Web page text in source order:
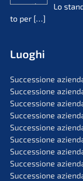
Lo
to per […]
Luoghi
Succes­sio­ne
Succes­sio­ne
Succes­sio­ne
Succes­sio­ne
Succes­sio­ne
Succes­sio­ne
Succes­sio­ne
Succes­sio­ne
Succes­sio­ne